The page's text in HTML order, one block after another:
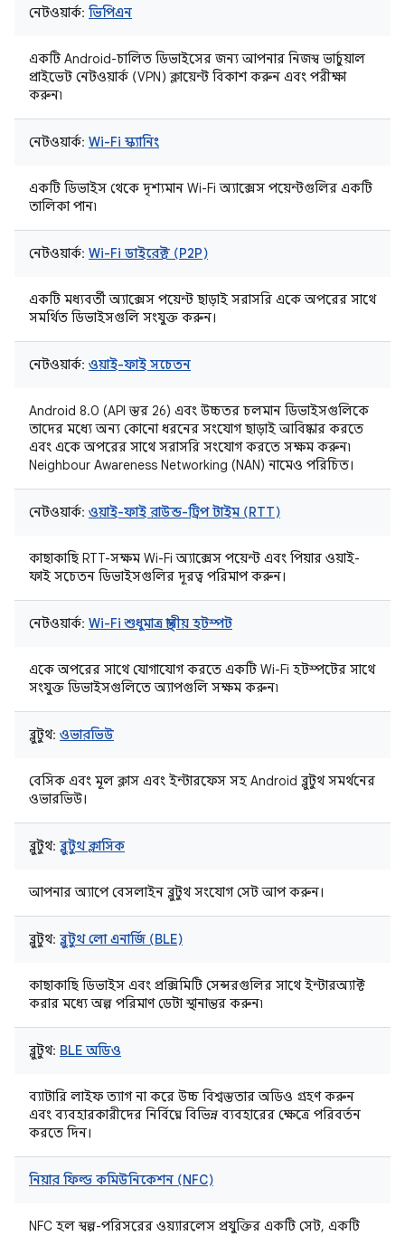
নেটওয়ার্ক: ভিপিএন
একটি Android-চালিত ডিভাইসের জন্য আপনার নিজস্ব ভার্চুয়াল
প্রাইভেট নেটওয়ার্ক (VPN) ক্লায়েন্ট বিকাশ করুন এবং পরীক্ষা
করুন৷
নেটওয়ার্ক: Wi-Fi স্ক্যানিং
একটি ডিভাইস থেকে দৃশ্যমান Wi-Fi অ্যাক্সেস পয়েন্টগুলির একটি
তালিকা পান৷
নেটওয়ার্ক: Wi-Fi ডাইরেক্ট (P2P)
একটি মধ্যবর্তী অ্যাক্সেস পয়েন্ট ছাড়াই সরাসরি একে অপরের সাথে
সমর্থিত ডিভাইসগুলি সংযুক্ত করুন।
নেটওয়ার্ক: ওয়াই-ফাই সচেতন
Android 8.0 (API স্তর 26) এবং উচ্চতর চলমান ডিভাইসগুলিকে
তাদের মধ্যে অন্য কোনো ধরনের সংযোগ ছাড়াই আবিষ্কার করতে
এবং একে অপরের সাথে সরাসরি সংযোগ করতে সক্ষম করুন৷
Neighbour Awareness Networking (NAN) নামেও পরিচিত।
নেটওয়ার্ক: ওয়াই-ফাই রাউন্ড-ট্রিপ টাইম (RTT)
কাছাকাছি RTT-সক্ষম Wi-Fi অ্যাক্সেস পয়েন্ট এবং পিয়ার ওয়াই-
ফাই সচেতন ডিভাইসগুলির দূরত্ব পরিমাপ করুন।
নেটওয়ার্ক: Wi-Fi শুধুমাত্র স্থানীয় হটস্পট
একে অপরের সাথে যোগাযোগ করতে একটি Wi-Fi হটস্পটের সাথে
সংযুক্ত ডিভাইসগুলিতে অ্যাপগুলি সক্ষম করুন৷
ব্লুটুথ: ওভারভিউ
বেসিক এবং মূল ক্লাস এবং ইন্টারফেস সহ Android ব্লুটুথ সমর্থনের
ওভারভিউ।
ব্লুটুথ: ব্লুটুথ ক্লাসিক
আপনার অ্যাপে বেসলাইন ব্লুটুথ সংযোগ সেট আপ করুন।
ব্লুটুথ: ব্লুটুথ লো এনার্জি (BLE)
কাছাকাছি ডিভাইস এবং প্রক্সিমিটি সেন্সরগুলির সাথে ইন্টারঅ্যাক্ট
করার মধ্যে অল্প পরিমাণ ডেটা স্থানান্তর করুন৷
ব্লুটুথ: BLE অডিও
ব্যাটারি লাইফ ত্যাগ না করে উচ্চ বিশ্বস্ততার অডিও গ্রহণ করুন
এবং ব্যবহারকারীদের নির্বিঘ্নে বিভিন্ন ব্যবহারের ক্ষেত্রে পরিবর্তন
করতে দিন।
নিয়ার ফিল্ড কমিউনিকেশন (NFC)
NFC হল স্বল্প-পরিসরের ওয়্যারলেস প্রযুক্তির একটি সেট, একটি